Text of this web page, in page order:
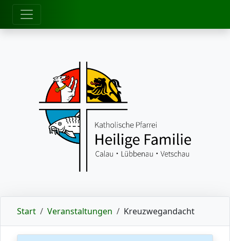
zum Inhalt
Start Veranstaltungen Kreuzwegandacht